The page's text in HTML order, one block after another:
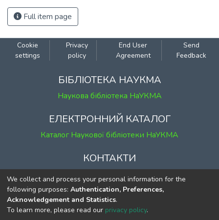
Full item page
Cookie
settings
Privacy
policy
End User
Agreement
Send
Feedback
БІБЛІОТЕКА НАУКМА
Наукова бібліотека НаУКМА
ЕЛЕКТРОННИЙ КАТАЛОГ
Каталог Наукової бібліотеки НаУКМА
КОНТАКТИ
м. Київ, вул. Григорія Сковороди, 2
к. 1, к. 120
тел. (044) 463-69-31
ekmair@ukma.edu.ua
We collect and process your personal information for the
following purposes: Authentication, Preferences,
Acknowledgement and Statistics.
To learn more, please read our privacy policy.